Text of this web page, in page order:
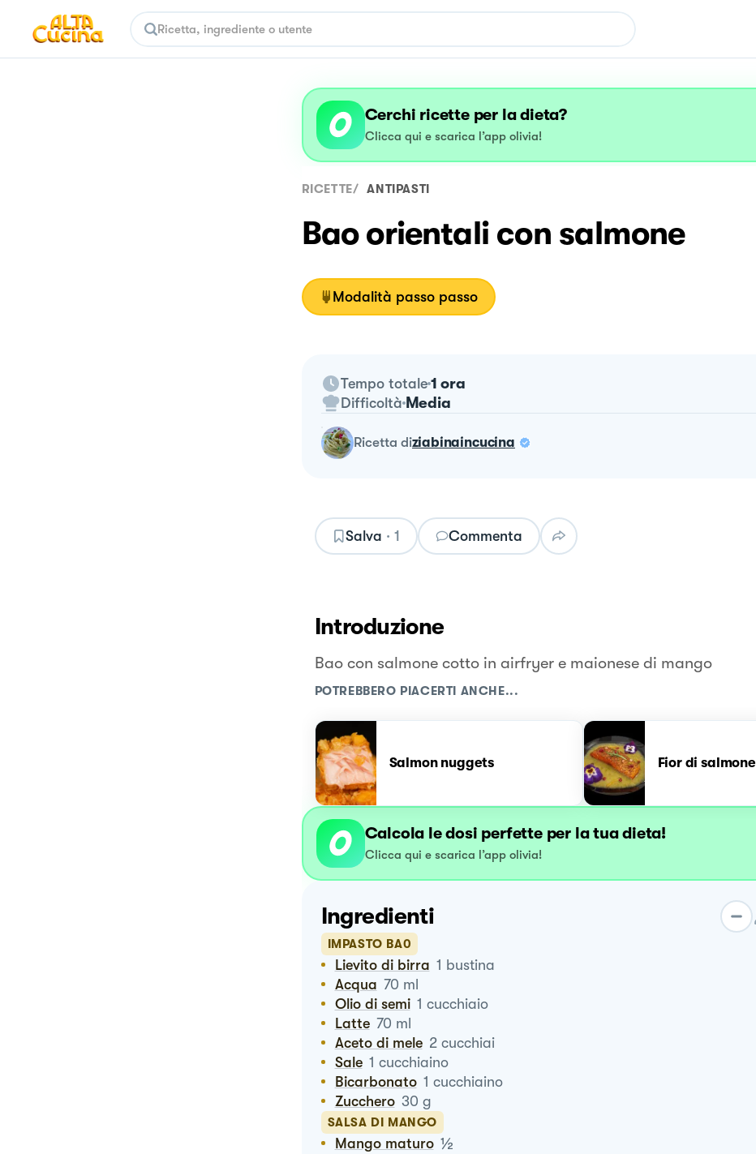
Cerchi ricette per la dieta?
Clicca qui e scarica l’app olivia!
RICETTE/ ANTIPASTI
Bao orientali con salmone
Modalità passo passo
Tempo totale 1 ora
Difficoltà Media
ricetta diziabinaincucina
Salva · 1 Commenta
Introduzione
Bao con salmone cotto in airfryer e maionese di mango
POTREBBERO PIACERTI ANCHE...
Salmon nuggets Fior di salmone
Calcola le dosi perfette per la tua dieta!
Clicca qui e scarica l’app olivia!
Ingredienti
IMPASTO BA0
Lievito di birra 1 bustina
Acqua 70 ml
Olio di semi 1 cucchiaio
Latte 70 ml
Aceto di mele 2 cucchiai
Sale 1 cucchiaino
Bicarbonato 1 cucchiaino
Zucchero 30 g
SALSA DI MANGO
Mango maturo ½